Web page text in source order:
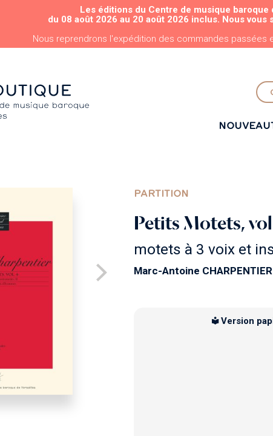
ALLER AU CONTENU
Les éditions du Centre de musique
du 08 août 2026 au 20 août 2026 inclus. Nous
Nous reprendrons l'expédition des commandes passées
PARTITION
Petits Motets,
motets à 3 voix et
Marc-Antoine CHARPENTIER
Version